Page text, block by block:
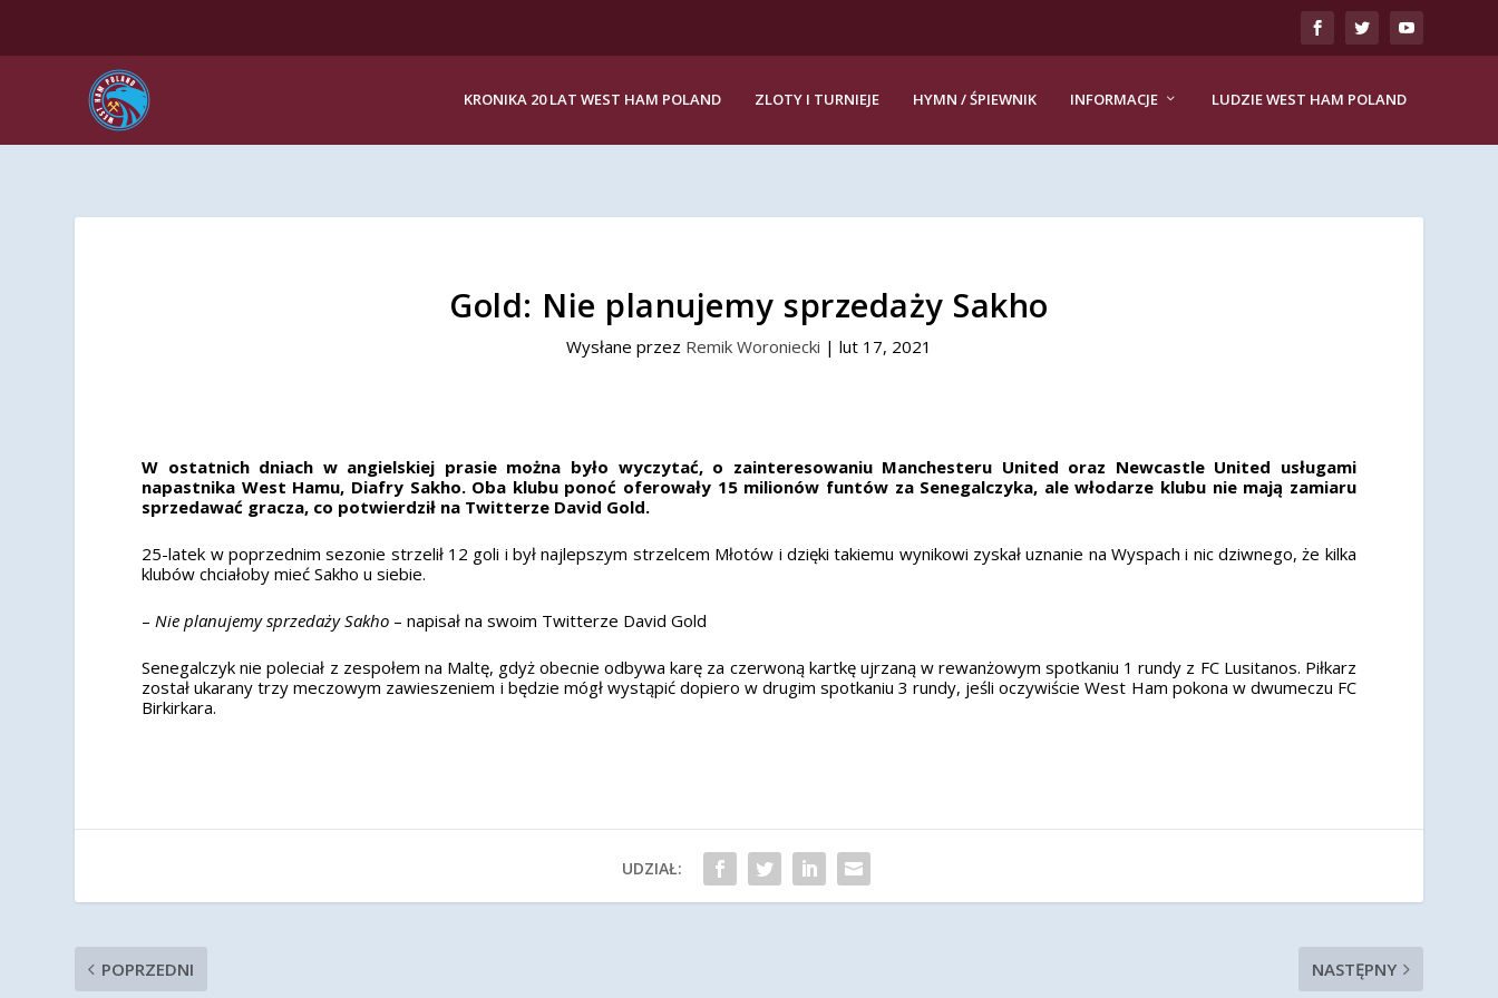
KRONIKA 20 LAT WEST HAM POLAND ZLOTY I TURNIEJE HYMN / ŚPIEWNIK INFORMACJE LUDZIE WEST HAM POLAND
Gold: Nie planujemy sprzedaży Sakho
Wysłane przez Remik Woroniecki | lut 17, 2021
W ostatnich dniach w angielskiej prasie można było wyczytać, o zainteresowaniu Manchesteru United oraz Newcastle United usługami
napastnika West Hamu, Diafry Sakho. Oba klubu ponoć oferowały 15 milionów funtów za Senegalczyka, ale włodarze klubu nie mają zamiaru
sprzedawać gracza, co potwierdził na Twitterze David Gold.
25-latek w poprzednim sezonie strzelił 12 goli i był najlepszym strzelcem Młotów i dzięki takiemu wynikowi zyskał uznanie na Wyspach i nic dziwnego, że kilka
klubów chciałoby mieć Sakho u siebie.
–Nie planujemy sprzedaży Sakho – napisał na swoim Twitterze David Gold
Senegalczyk nie poleciał z zespołem na Maltę, gdyż obecnie odbywa karę za czerwoną kartkę ujrzaną w rewanżowym spotkaniu 1 rundy z FC Lusitanos. Piłkarz
został ukarany trzy meczowym zawieszeniem i będzie mógł wystąpić dopiero w drugim spotkaniu 3 rundy, jeśli oczywiście West Ham pokona w dwumeczu FC
Birkirkara.
UDZIAŁ:
POPRZEDNI NASTĘPNY